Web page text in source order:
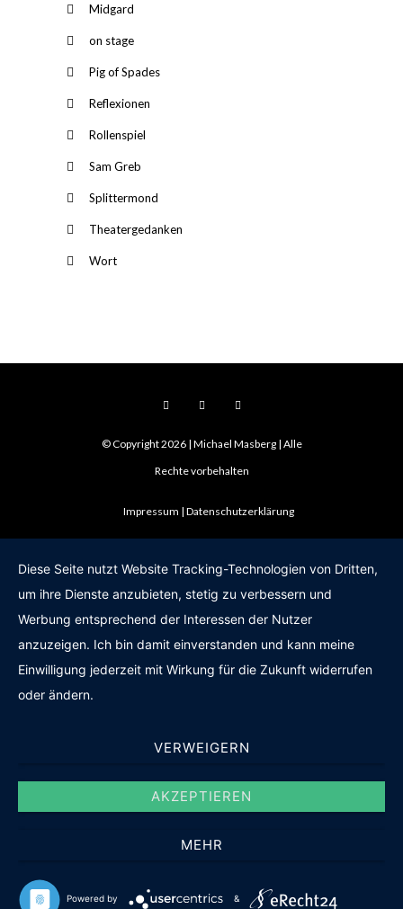
Midgard
on stage
Pig of Spades
Reflexionen
Rollenspiel
Sam Greb
Splittermond
Theatergedanken
Wort
© Copyright 2026 | Michael Masberg | Alle
Rechte vorbehalten
Impressum Datenschutzerklärung
Diese Seite nutzt Website Tracking-Technologien von Dritten,
um ihre Dienste anzubieten, stetig zu verbessern und
Werbung entsprechend der Interessen der Nutzer
anzuzeigen. Ich bin damit einverstanden und kann meine
Einwilligung jederzeit mit Wirkung für die Zukunft widerrufen
oder ändern.
VERWEIGERN
AKZEPTIEREN
MEHR
Powered by &